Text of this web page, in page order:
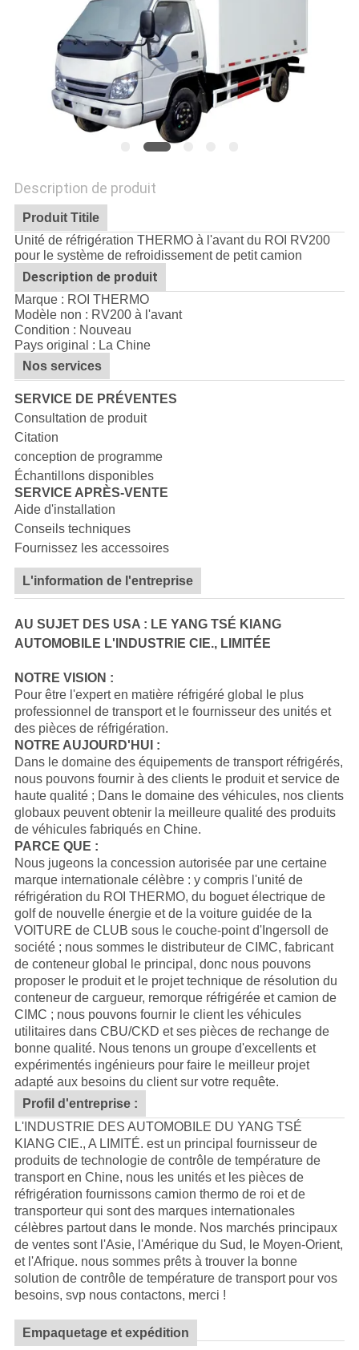
POLITIQUE
CONFIDENTIALITÉ
Description de produit
Produit Titile
Unité de réfrigération THERMO à l'avant du ROI RV200
pour le système de refroidissement de petit camion
Description de produit
Marque : ROI THERMO
Modèle non : RV200 à l'avant
Condition : Nouveau
Pays original : La Chine
Nos services
SERVICE DE PRÉVENTES
Consultation de produit
Citation
conception de programme
Échantillons disponibles
SERVICE APRÈS-VENTE
Aide d'installation
Conseils techniques
Fournissez les accessoires
L'information de l'entreprise
AU SUJET DES USA : LE YANG TSÉ KIANG
AUTOMOBILE L'INDUSTRIE CIE., LIMITÉE
NOTRE VISION :
Pour être l'expert en matière réfrigéré global le plus
professionnel de transport et le fournisseur des unités et
des pièces de réfrigération.
NOTRE AUJOURD'HUI :
Dans le domaine des équipements de transport réfrigérés,
nous pouvons fournir à des clients le produit et service de
haute qualité ; Dans le domaine des véhicules, nos clients
globaux peuvent obtenir la meilleure qualité des produits
de véhicules fabriqués en Chine.
PARCE QUE :
Nous jugeons la concession autorisée par une certaine
marque internationale célèbre : y compris l'unité de
réfrigération du ROI THERMO, du boguet électrique de
golf de nouvelle énergie et dela voiture guidée dela
VOITURE de CLUB sous le couche-point d'Ingersoll de
société ; nous sommes le distributeur de CIMC, fabricant
de conteneur global le principal, donc nous pouvons
proposer le produit et le projet technique de résolution du
conteneur de cargueur, remorque réfrigérée et camion de
CIMC ; nous pouvons fournir le client les véhicules
utilitaires dans CBU/CKD et ses pièces de rechange de
bonne qualité. Nous tenons un groupe d'excellents et
expérimentés ingénieurs pour faire le meilleur projet
adapté aux besoins du client sur votre requête.
Profil d'entreprise :
L'INDUSTRIE DES AUTOMOBILE DU YANG TSÉ
KIANG CIE., A LIMITÉ. est un principal fournisseur de
produits de technologie de contrôle de température de
transport en Chine, nous les unités et les pièces de
réfrigération fournissons camion thermo de roi et de
transporteur qui sont des marques internationales
célèbres partout dans le monde. Nos marchés principaux
de ventes sont l'Asie, l'Amérique du Sud, le Moyen-Orient,
et l'Afrique. nous sommes prêts à trouver la bonne
solution de contrôle de température de transport pour vos
besoins, svp nous contactons, merci !
Empaquetage et expédition